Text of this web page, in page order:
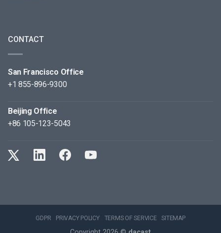
CONTACT
San Francisco Office
+1 855-896-9300
Beijing Office
+86 105-123-5043
GDPR PRIVACY POLICY TERMS OF SERVICE SITEMAP